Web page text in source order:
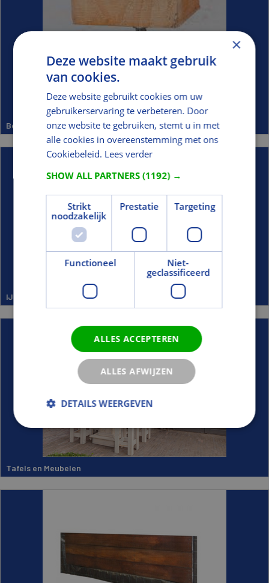
Beton materialen
IJzerwaren/Verf t.b.v. Tuin
Tafels en Meubelen
×
Deze website maakt gebruik
van cookies.
Deze website gebruikt cookies om uw
gebruikerservaring te verbeteren. Door
onze website te gebruiken, stemt u in met
alle cookies in overeenstemming met ons
Cookiebeleid. Lees verder
SHOW ALL PARTNERS(1192) →
Strikt
noodzakelijk
Prestatie Targeting
Functioneel
Niet-
geclassificeerd
ALLES ACCEPTEREN
ALLES AFWIJZEN
DETAILS WEERGEVEN